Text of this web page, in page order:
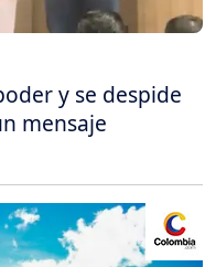
y se despide
mensaje